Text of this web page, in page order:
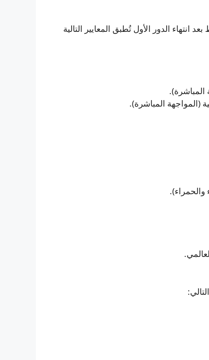
الدور الأول تُطبق المعايير التالية